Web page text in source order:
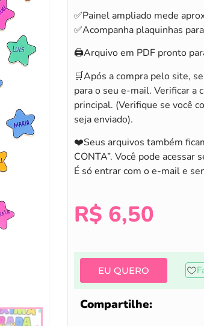
✅Painel ampliado mede
✅Acompanha plaquinhas para
🖨️Arquivo em PDF pronto
🛒Após a compra pelo site,
para o seu e-mail. Verificar a
principal. (Verifique se você
seja enviado).
❤️Seus arquivos também
CONTA”. Você pode
É só entrar com o e-mail e
R$ 6,50
EU QUERO
Compartilhe: